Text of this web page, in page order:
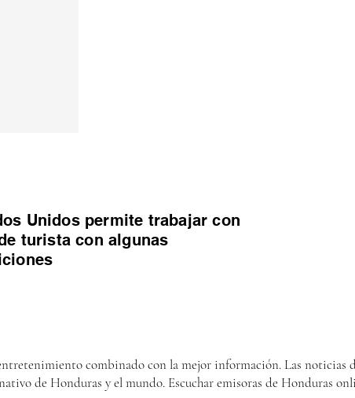
Unidos permite trabajar con
turista con algunas
combinado con la mejor información. Las noticias
de Honduras y el mundo. Escuchar emisoras de Honduras